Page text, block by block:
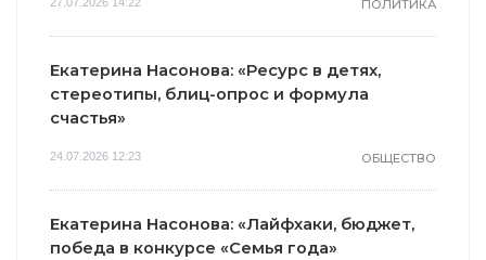
27.07.2026 14:22 ПОЛИТИКА
Екатерина Насонова: «Ресурс в детях,
стереотипы, блиц-опрос и формула
счастья»
24.07.2026 12:23 ОБЩЕСТВО
Екатерина Насонова: «Лайфхаки, бюджет,
победа в конкурсе «Семья года»